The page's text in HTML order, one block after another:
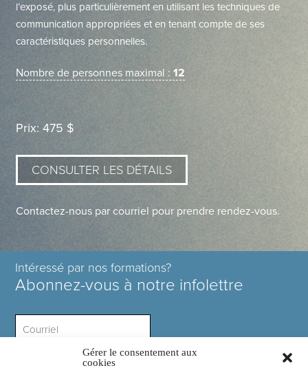
Gérer le consentement aux
cookies
l’exposé, plus particulièrement en utilisant les techniques de
communication appropriées et en tenant compte de ses
caractéristiques personnelles.
Nombre de personnes maximal : 12
Prix: 475 $
CONSULTER LES DÉTAILS
Contactez-nous par courriel pour prendre rendez-vous.
Intéressé par nos formations?
Abonnez-vous à notre infolettre